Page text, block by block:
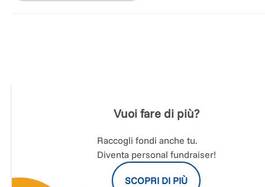
Abbiamo già devoluto 100.000€ all’ospedale
necessari alla protezione di medici, infermieri e tutti gli altri
professionisti della salute che combattono ogni giorno per
salvaguardare i cittadini italiani.
Torniamo a sorridere.
Fai anche tu la tua parte, dona ora
Vuoi fare di più?
Raccogli fondi anche tu.
Diventa personal fundraiser!
SCOPRI DI PIÙ